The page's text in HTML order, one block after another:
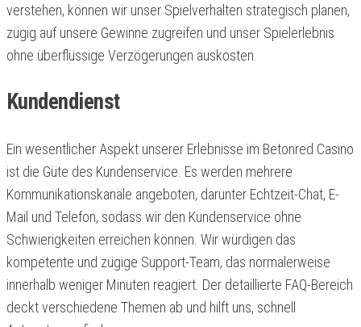
verstehen, können wir unser Spielverhalten strategisch planen,
zügig auf unsere Gewinne zugreifen und unser Spielerlebnis
ohne überflüssige Verzögerungen auskosten.
Kundendienst
Ein wesentlicher Aspekt unserer Erlebnisse im Betonred Casino
ist die Güte des Kundenservice. Es werden mehrere
Kommunikationskanäle angeboten, darunter Echtzeit-Chat, E-
Mail und Telefon, sodass wir den Kundenservice ohne
Schwierigkeiten erreichen können. Wir würdigen das
kompetente und zügige Support-Team, das normalerweise
innerhalb weniger Minuten reagiert. Der detaillierte FAQ-Bereich
deckt verschiedene Themen ab und hilft uns, schnell